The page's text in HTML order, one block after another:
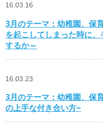
16.03.16
3月のテーマ：幼稚園、保
を起こしてしまった時に
するか～
16.03.23
3月のテーマ：幼稚園、保
の上手な付き合い方~